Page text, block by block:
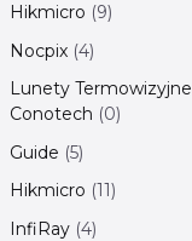
Hikmicro 9
Nocpix 4
Lunety Termowizyjne
Conotech 0
Guide 5
Hikmicro 11
InfiRay 4